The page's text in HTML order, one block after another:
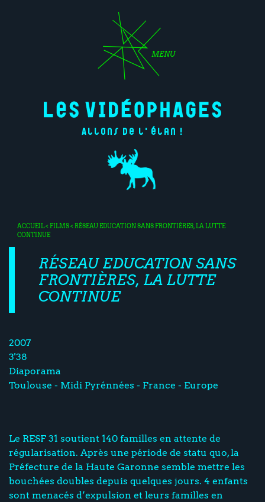
MENU
Allons de l'élan !
ACCUEIL< FILMS< RÉSEAU EDUCATION SANS FRONTIÈRES, LA LUTTE
CONTINUE
RÉSEAU EDUCATION SANS
FRONTIÈRES, LA LUTTE
CONTINUE
2007
3'38
Diaporama
Toulouse - Midi Pyrénnées - France - Europe
Le RESF 31 soutient 140 familles en attente de
régularisation. Après une période de statu quo, la
Préfecture de la Haute Garonne semble mettre les
bouchées doubles depuis quelques jours. 4 enfants
sont menacés d’expulsion et leurs familles en